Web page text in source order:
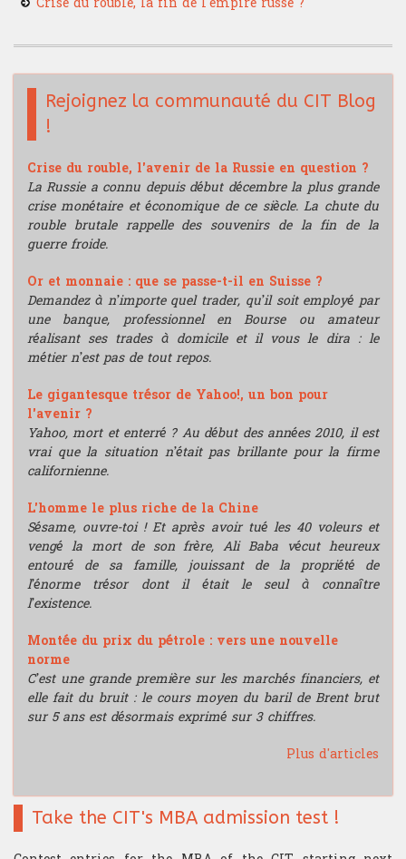
Rejoignez la communauté du CIT Blog
!
Crise du rouble, l'avenir de la Russie en question ?
La Russie a connu depuis début décembre la plus grande
crise monétaire et économique de ce siècle. La chute du
rouble brutale rappelle des souvenirs de la fin de la
guerre froide.
Or et monnaie : que se passe-t-il en Suisse ?
Demandez à n’importe quel trader, qu’il soit employé par
une banque, professionnel en Bourse ou amateur
réalisant ses trades à domicile et il vous le dira : le
métier n’est pas de tout repos.
Le gigantesque trésor de Yahoo!, un bon pour
l'avenir ?
Yahoo, mort et enterré ? Au début des années 2010, il est
vrai que la situation n’était pas brillante pour la firme
californienne.
L'homme le plus riche de la Chine
Sésame, ouvre-toi ! Et après avoir tué les 40 voleurs et
vengé la mort de son frère, Ali Baba vécut heureux
entouré de sa famille, jouissant de la propriété de
l’énorme trésor dont il était le seul à connaître
l’existence.
Montée du prix du pétrole : vers une nouvelle
norme
C’est une grande première sur les marchés financiers, et
elle fait du bruit : le cours moyen du baril de Brent brut
sur 5 ans est désormais exprimé sur 3 chiffres.
Plus d'articles
Take the CIT's MBA admission test !